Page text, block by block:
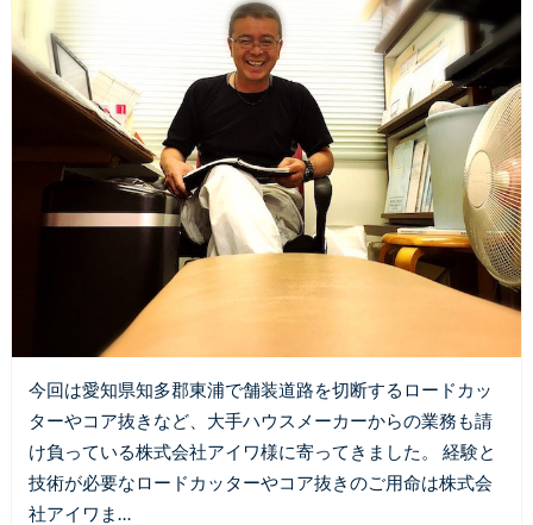
今回は愛知県知多郡東浦で舗装道路を切断するロードカッ
ターやコア抜きなど、大手ハウスメーカーからの業務も請
け負っている株式会社アイワ様に寄ってきました。 経験と
技術が必要なロードカッターやコア抜きのご用命は株式会
社アイワま…